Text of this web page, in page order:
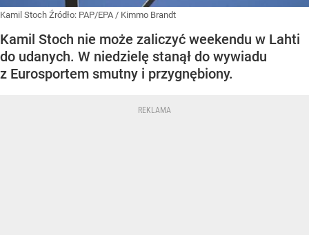
Kamil Stoch Źródło: PAP/EPA / Kimmo Brandt
Kamil Stoch nie może zaliczyć weekendu w Lahti
do udanych. W niedzielę stanął do wywiadu
z Eurosportem smutny i przygnębiony.